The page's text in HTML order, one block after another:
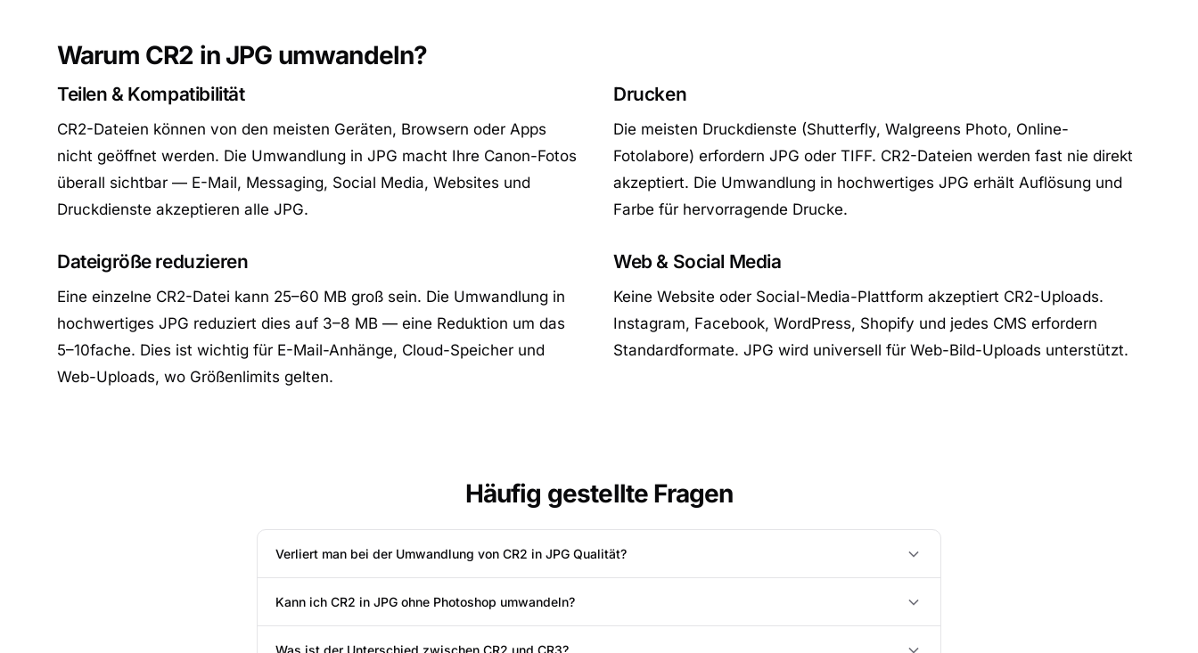
Warum CR2 in JPG umwandeln?
Teilen & Kompatibilität
CR2-Dateien können von den meisten Geräten, Browsern oder Apps
nicht geöffnet werden. Die Umwandlung in JPG macht Ihre Canon-Fotos
überall sichtbar — E-Mail, Messaging, Social Media, Websites und
Druckdienste akzeptieren alle JPG.
Dateigröße reduzieren
Eine einzelne CR2-Datei kann 25–60 MB groß sein. Die Umwandlung in
hochwertiges JPG reduziert dies auf 3–8 MB — eine Reduktion um das
5–10fache. Dies ist wichtig für E-Mail-Anhänge, Cloud-Speicher und
Web-Uploads, wo Größenlimits gelten.
Drucken
Die meisten Druckdienste (Shutterfly, Walgreens Photo, Online-
Fotolabore) erfordern JPG oder TIFF. CR2-Dateien werden fast nie direkt
akzeptiert. Die Umwandlung in hochwertiges JPG erhält Auflösung und
Farbe für hervorragende Drucke.
Web & Social Media
Keine Website oder Social-Media-Plattform akzeptiert CR2-Uploads.
Instagram, Facebook, WordPress, Shopify und jedes CMS erfordern
Standardformate. JPG wird universell für Web-Bild-Uploads unterstützt.
Häufig gestellte Fragen
Verliert man bei der Umwandlung von CR2 in JPG Qualität?
Kann ich CR2 in JPG ohne Photoshop umwandeln?
Was ist der Unterschied zwischen CR2 und CR3?